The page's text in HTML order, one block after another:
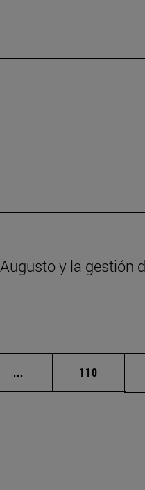
y la gestión
... Páginas intermedias
Página
110